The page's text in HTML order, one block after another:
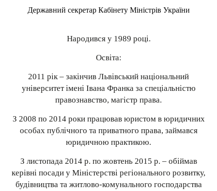
Державний секретар Кабінету Міністрів України
Народився у 1989 році.
Освіта:
2011 рік – закінчив Львівський національний
університет імені Івана Франка за спеціальністю
правознавство, магістр права.
З 2008 по 2014 роки працював юристом в юридичних
особах публічного та приватного права, займався
юридичною практикою.
З листопада 2014 р. по жовтень 2015 р. – обіймав
керівні посади у Міністерстві регіонального розвитку,
будівництва та житлово-комунального господарства